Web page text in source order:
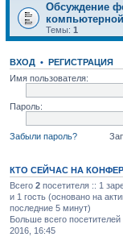
Обсуждение
Темы: 1
ВХОД • РЕГИСТРАЦИЯ
Имя пользователя:
Пароль:
Забыли пароль?
КТО СЕЙЧАС НА
Всего 2 посетителя :: 1
и 1 гость (основано на
последние 5 минут)
Больше всего посетителей
2016, 16:45